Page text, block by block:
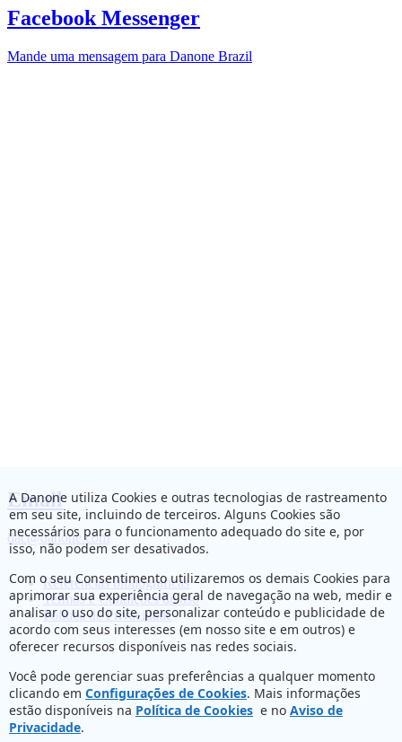
Facebook Messenger
Mande uma mensagem para Danone Brazil
Email
dac@danone.com
Referências bibliográficas
Termos e Condições de uso
Política de Privacidade
A Danone utiliza Cookies e outras tecnologias de rastreamento
em seu site, incluindo de terceiros. Alguns Cookies são
necessários para o funcionamento adequado do site e, por
isso, não podem ser desativados.
Com o seu Consentimento utilizaremos os demais Cookies para
aprimorar sua experiência geral de navegação na web, medir e
analisar o uso do site, personalizar conteúdo e publicidade de
acordo com seus interesses (em nosso site e em outros) e
oferecer recursos disponíveis nas redes sociais.
Você pode gerenciar suas preferências a qualquer momento
clicando em Configurações de Cookies. Mais informações
estão disponíveis na Política de Cookies e no Aviso de
Privacidade.